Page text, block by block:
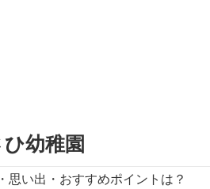
幼稚園
思い出・おすすめポイントは？